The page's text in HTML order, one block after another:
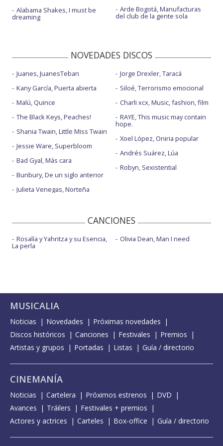
Alabama Shakes, I must be
dreaming
Arde Bogotá, Manufacturas
del club de la gente sola
NOVEDADES DISCOS
Juanes, JuanesTeban
Kany García, Puerta abierta
Malú, Quince
The Black Keys, Peaches!
Shania Twain, Little Miss Twain
Jessie Ware, Superbloom
Bad Gyal, Más cara
Bunbury, De un siglo anterior
Julieta Venegas, Norteña
Jorge Drexler, Taracá
Siloé, Terrorismo emocional
Charli xcx, Music, fashion, film
RAYE, This music may contain
hope.
Xoel López, Oniria popular
Andrés Suárez, Lúa
Robyn, Sexistential
CANCIONES
Rosalía y Yahritza y su Esencia,
La perla
Olivia Dean, Man I need
MUSICALIA
Noticias Novedades
Próximas novedades
Discos históricos
Canciones Festivales
Premios
Artistas y grupos
Portadas Listas Guía / directorio
CINEMANÍA
Noticias Cartelera Próximos estrenos
DVD
Avances
Tráilers
Festivales + premios
Actores y actrices
Carteles Box-office Guía / directorio